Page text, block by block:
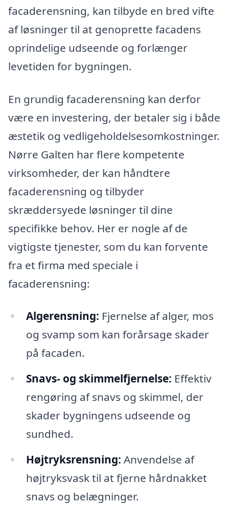
facaderensning, kan tilbyde en bred vifte
af løsninger til at genoprette facadens
oprindelige udseende og forlænger
levetiden for bygningen.
En grundig facaderensning kan derfor
være en investering, der betaler sig i både
æstetik og vedligeholdelsesomkostninger.
Nørre Galten har flere kompetente
virksomheder, der kan håndtere
facaderensning og tilbyder
skræddersyede løsninger til dine
specifikke behov. Her er nogle af de
vigtigste tjenester, som du kan forvente
fra et firma med speciale i
facaderensning:
Algerensning: Fjernelse af alger, mos
og svamp som kan forårsage skader
på facaden.
Snavs- og skimmelfjernelse: Effektiv
rengøring af snavs og skimmel, der
skader bygningens udseende og
sundhed.
Højtryksrensning: Anvendelse af
højtryksvask til at fjerne hårdnakket
snavs og belægninger.